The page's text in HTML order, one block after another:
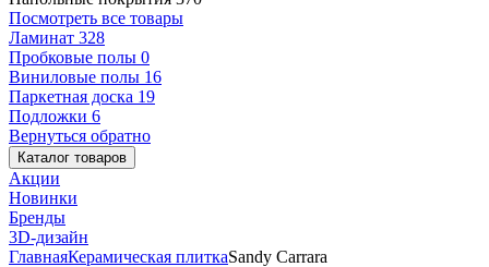
Посмотреть все товары
Ламинат 328
Пробковые полы 0
Виниловые полы 16
Паркетная доска 19
Подложки 6
Вернуться обратно
Каталог товаров
Акции
Новинки
Бренды
3D-дизайн
ГлавнаяКерамическая плиткаSandy Carrara